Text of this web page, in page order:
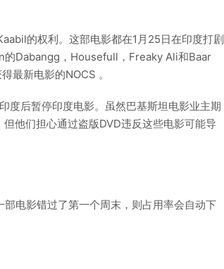
的权利。这部电影都在1月25日在印度打剧
的Dabangg，Housefull，Freaky Ali和Baar
最新电影的NOCS 。
度后暂停印度电影。虽然巴基斯坦电影业主期
他们担心通过盗版DVD违反这些电影可能导
电影错过了第一个周末，则占用率会自动下